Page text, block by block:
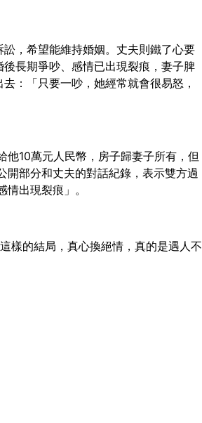
，希望能維持婚姻。丈夫則鐵了心要
長期爭吵、感情已出現裂痕，妻子脾
：「只要一吵，她經常就會很易怒，
10萬元人民幣，房子歸妻子所有，但
部分和丈夫的對話紀錄，表示雙方過
出現裂痕」。
樣的結局，真心換絕情，真的是遇人不